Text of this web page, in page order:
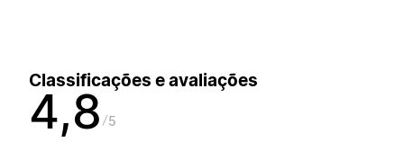
Classificações e avaliações
4,8 5